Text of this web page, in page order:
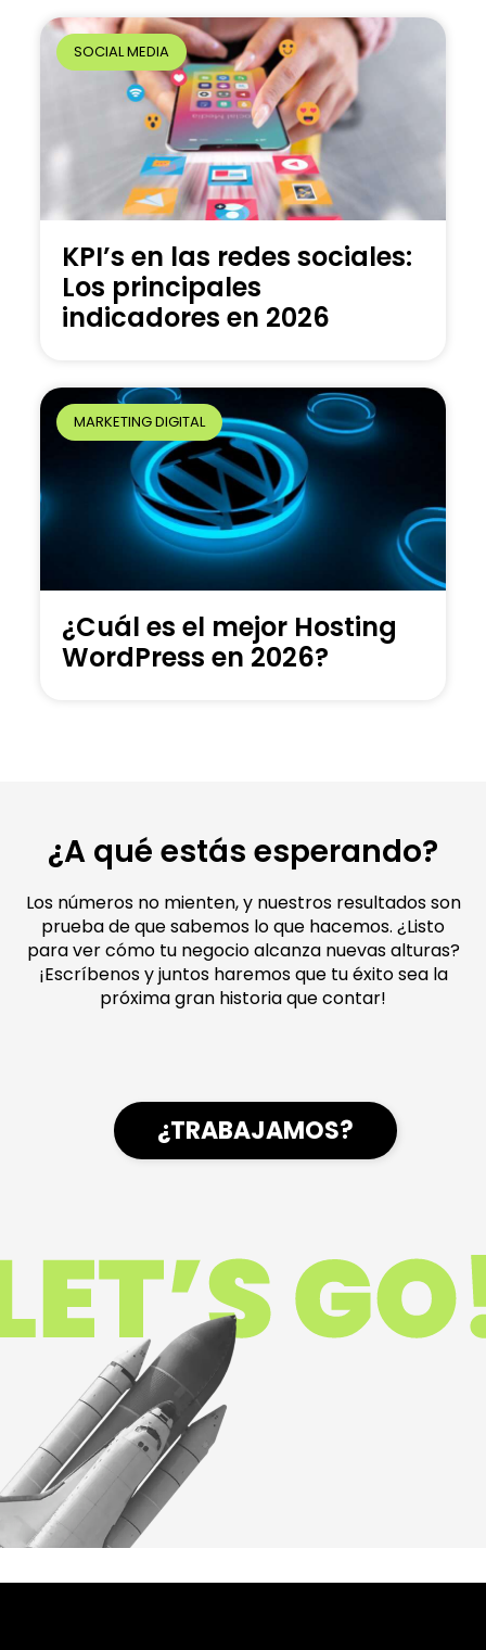
SOCIAL MEDIA
KPI’s en las redes sociales:
Los principales
indicadores en 2026
MARKETING DIGITAL
¿Cuál es el mejor Hosting
WordPress en 2026?
¿A qué estás esperando?
Los números no mienten, y nuestros resultados son
prueba de que sabemos lo que hacemos. ¿Listo
para ver cómo tu negocio alcanza nuevas alturas?
¡Escríbenos y juntos haremos que tu éxito sea la
próxima gran historia que contar!
¿TRABAJAMOS?